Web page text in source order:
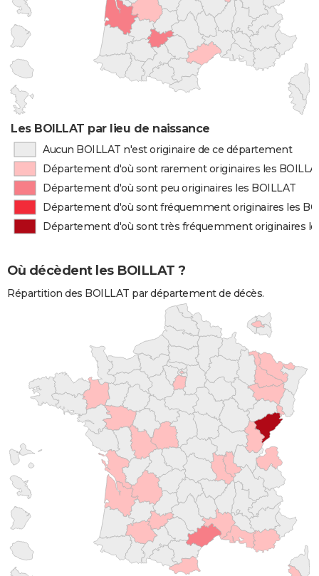
Les BOILLAT par lieu de naissance
Aucun BOILLAT n'est originaire de ce département
Département d'où sont rarement originaires les
Département d'où sont peu originaires les BOILLAT
Département d'où sont fréquemment originaires les
Département d'où sont très fréquemment originaires
Où décèdent les BOILLAT ?
Répartition des BOILLAT par département de décès.